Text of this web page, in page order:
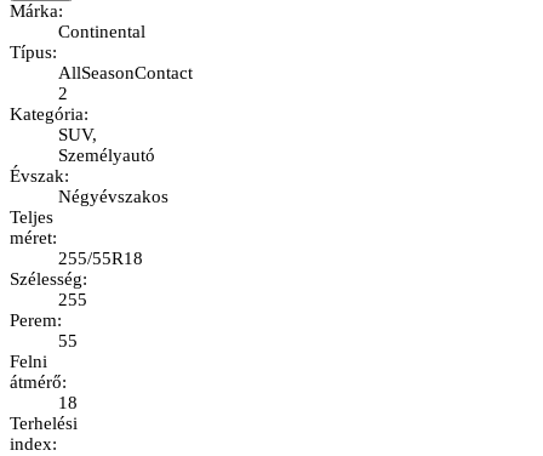
Márka:
Continental
Típus:
AllSeasonContact
2
Kategória:
SUV,
Személyautó
Évszak:
Négyévszakos
Teljes
méret:
255/55R18
Szélesség:
255
Perem:
55
Felni
átmérő:
18
Terhelési
index: